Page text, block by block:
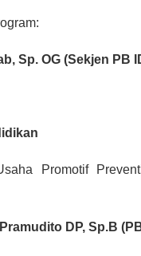
Sp. OG (Sekjen PB
Promotif
DP, Sp.B